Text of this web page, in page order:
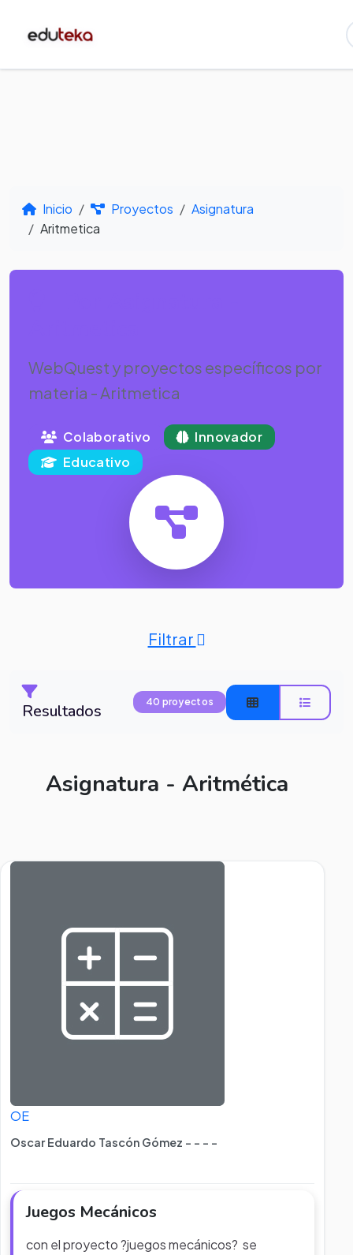
Inicio Proyectos
Asignatura
Aritmetica
WebQuest y proyectos específicos por
materia - Aritmetica
Colaborativo
Innovador
Educativo
Filtrar
Resultados 40 proyectos
Asignatura - Aritmética
OE
Oscar Eduardo Tascón Gómez - - - -
Juegos Mecánicos
con el proyecto ?juegos mecánicos? se